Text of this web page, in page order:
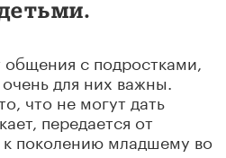
с подростками,
для них важны.
что не могут дать
передается от
поколению младшему во